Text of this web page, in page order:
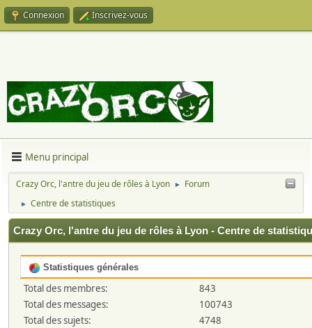
Connexion Inscrivez-vous
Menu principal
Crazy Orc, l'antre du jeu de rôles à Lyon ► Forum
► Centre de statistiques
Crazy Orc, l'antre du jeu de rôles à Lyon - Centre de
Statistiques générales
Total des membres:
843
Total des messages:
100743
Total des sujets:
4748